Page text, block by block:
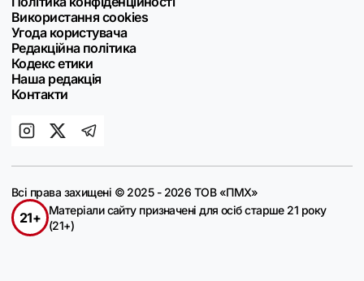
Використання cookies
Угода користувача
Редакційна політика
Кодекс етики
Наша редакція
Контакти
Всі права захищені © 2025 - 2026 ТОВ «ПМХ»
21+
Матеріали сайту призначені для осіб старше 21 року
(21+)